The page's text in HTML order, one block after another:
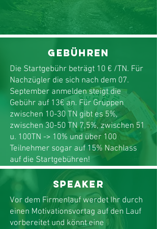
Gebühren
Die Startgebühr beträgt 10 € /TN. Für
Nachzügler die sich nach dem 07.
September anmelden steigt die
Gebühr auf 13€ an. Für Gruppen
zwischen 10-30 TN gibt es 5%,
zwischen 30-50 TN 7,5%, zwischen 51
u. 100TN -> 10% und über 100
Teilnehmer sogar auf 15% Nachlass
auf die Startgebühren!
speaker
Vor dem Firmenlauf werdet Ihr durch
einen Motivationsvortag auf den Lauf
vorbereitet und könnt eine